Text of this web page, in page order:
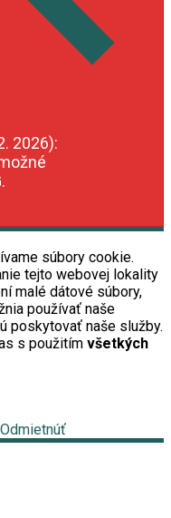
2026):
súbory cookie.
tejto webovej lokality
malé dátové súbory,
používať naše
poskytovať naše služby.
s použitím všetkých
Odmietnúť